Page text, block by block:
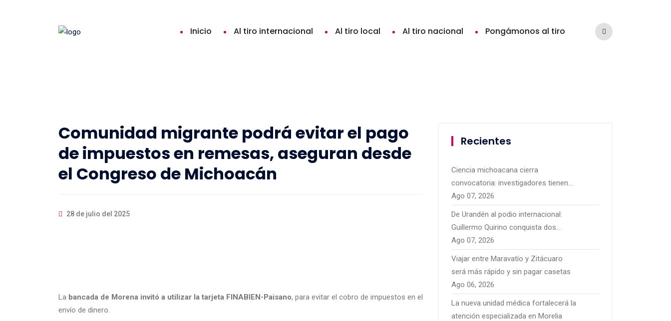
Inicio Al tiro internacional Al tiro local Al tiro nacional Pongámonos al tiro
Comunidad migrante podrá evitar el pago
de impuestos en remesas, aseguran desde
el Congreso de Michoacán
28 de julio del 2025
La bancada de Morena invitó a utilizar la tarjeta FINABIEN-Paisano, para evitar el cobro de impuestos en el
envío de dinero.
Recientes
Ciencia michoacana cierra
convocatoria: investigadores tienen
hasta hoy para presentar sus
Ago 07, 2026
De Urandén al podio internacional:
Guillermo Quirino conquista dos
platas para México
Ago 07, 2026
Viajar entre Maravatío y Zitácuaro
será más rápido y sin pagar casetas
Ago 06, 2026
La nueva unidad médica fortalecerá la
atención especializada en Morelia